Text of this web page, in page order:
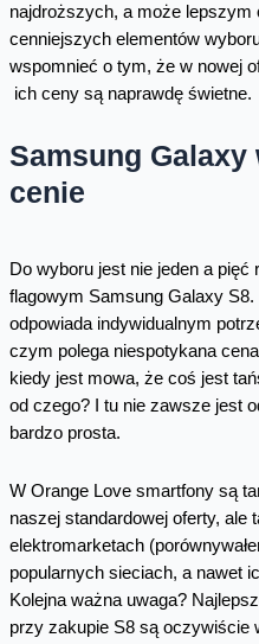
najdroższych, a może lepszym
cenniejszych elementów
wspomnieć o tym, że w nowej
ich ceny są naprawdę świetne.
Samsung
cenie
Do wyboru jest nie jeden a pięć
flagowym Samsung Galaxy
odpowiada indywidualnym
czym polega niespotykana
kiedy jest mowa, że coś jest
od czego? I tu nie zawsze jest
bardzo prosta.
W Orange Love smartfony są
naszej standardowej oferty, ale
elektromarketach
popularnych sieciach, a nawet
Kolejna ważna uwaga?
przy zakupie S8 są oczywiście